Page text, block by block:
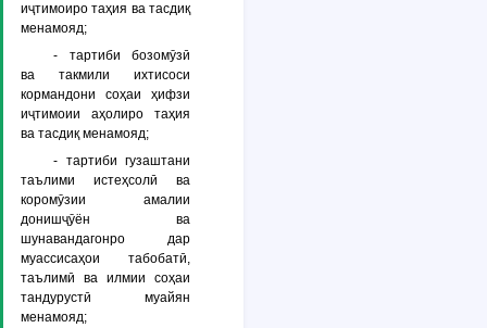
иҷтимоиро таҳия ва тасдиқ
менамояд;
- тартиби бозомӯзӣ
ва такмили ихтисоси
кормандони соҳаи ҳифзи
иҷтимоии аҳолиро таҳия
ва тасдиқ менамояд;
- тартиби гузаштани
таълими истеҳсолӣ ва
коромӯзии амалии
донишҷӯён ва
шунавандагонро дар
муассисаҳои табобатӣ,
таълимӣ ва илмии соҳаи
тандурустӣ муайян
менамояд;